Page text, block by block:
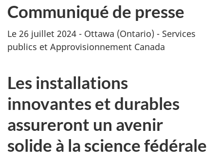
Communiqué de presse
Le 26 juillet 2024 - Ottawa (Ontario) - Services
publics et Approvisionnement Canada
Les installations
innovantes et durables
assureront un avenir
solide à la science fédérale